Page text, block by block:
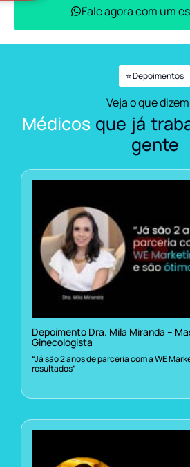
Fale agora com um
⭐ Depoimentos
Veja o que
Médicos que já
gente
Depoimento Dra. Mila Miranda –
Ginecologista
“Já são 2 anos de parceria com a WE
resultados”